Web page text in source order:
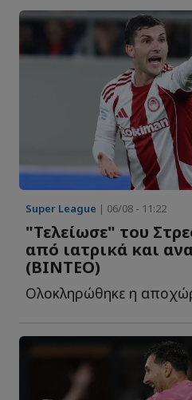
Super League | 06/08 - 11:22
"Τελείωσε" του
από ιατρικά και
(ΒΙΝΤΕΟ)